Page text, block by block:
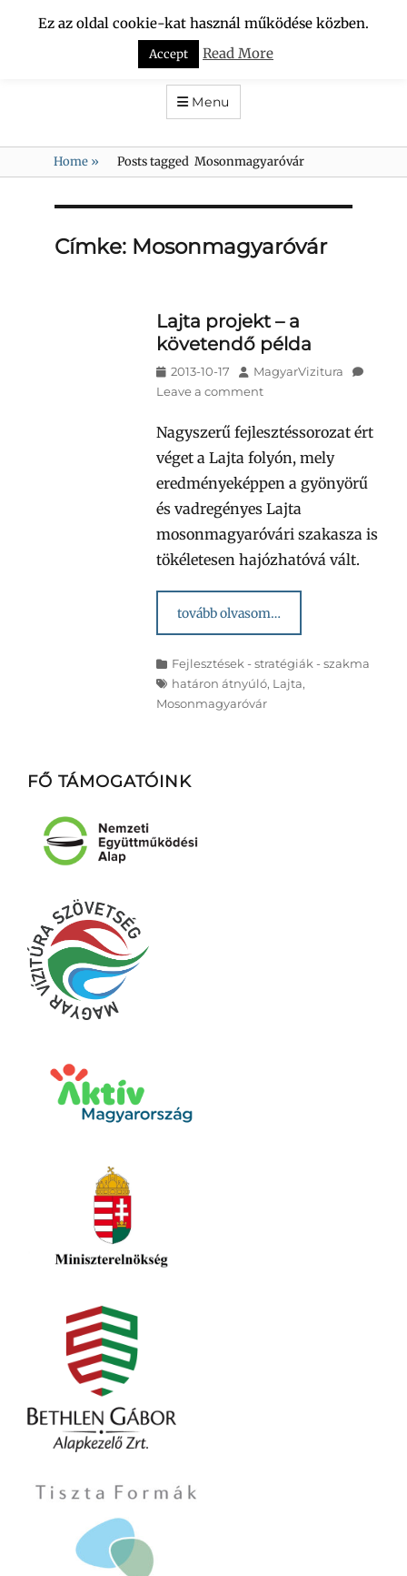
VÍZCSÖPPEK
DUNA-RÉGIÓ KULTURÁLIS TURISZTIKAI és HAGYOMÁNYŐRZŐ
SZÖVETSÉG
Menu
Home » Posts tagged Mosonmagyaróvár
Címke: Mosonmagyaróvár
Lajta projekt – a
követendő példa
Posted
on
2013-10-17 Author
MagyarVizitura
Leave a comment
Nagyszerű fejlesztéssorozat ért
véget a Lajta folyón, mely
eredményeképpen a gyönyörű
és vadregényes Lajta
mosonmagyaróvári szakasza is
tökéletesen hajózhatóvá vált.
tovább olvasom…
Categories
Fejlesztések - stratégiák - szakma
határon átnyúló, Lajta,
Mosonmagyaróvár
FŐ TÁMOGATÓINK
Ez az oldal cookie-kat használ működése közben.
Accept Read More